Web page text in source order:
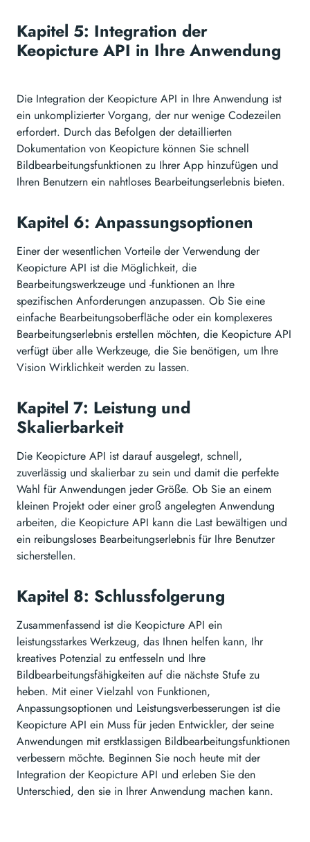
Kapitel 5: Integration der
Keopicture API in Ihre Anwendung
Die Integration der Keopicture API in Ihre Anwendung ist
ein unkomplizierter Vorgang, der nur wenige Codezeilen
erfordert. Durch das Befolgen der detaillierten
Dokumentation von Keopicture können Sie schnell
Bildbearbeitungsfunktionen zu Ihrer App hinzufügen und
Ihren Benutzern ein nahtloses Bearbeitungserlebnis bieten.
Kapitel 6: Anpassungsoptionen
Einer der wesentlichen Vorteile der Verwendung der
Keopicture API ist die Möglichkeit, die
Bearbeitungswerkzeuge und -funktionen an Ihre
spezifischen Anforderungen anzupassen. Ob Sie eine
einfache Bearbeitungsoberfläche oder ein komplexeres
Bearbeitungserlebnis erstellen möchten, die Keopicture API
verfügt über alle Werkzeuge, die Sie benötigen, um Ihre
Vision Wirklichkeit werden zu lassen.
Kapitel 7: Leistung und
Skalierbarkeit
Die Keopicture API ist darauf ausgelegt, schnell,
zuverlässig und skalierbar zu sein und damit die perfekte
Wahl für Anwendungen jeder Größe. Ob Sie an einem
kleinen Projekt oder einer groß angelegten Anwendung
arbeiten, die Keopicture API kann die Last bewältigen und
ein reibungsloses Bearbeitungserlebnis für Ihre Benutzer
sicherstellen.
Kapitel 8: Schlussfolgerung
Zusammenfassend ist die Keopicture API ein
leistungsstarkes Werkzeug, das Ihnen helfen kann, Ihr
kreatives Potenzial zu entfesseln und Ihre
Bildbearbeitungsfähigkeiten auf die nächste Stufe zu
heben. Mit einer Vielzahl von Funktionen,
Anpassungsoptionen und Leistungsverbesserungen ist die
Keopicture API ein Muss für jeden Entwickler, der seine
Anwendungen mit erstklassigen Bildbearbeitungsfunktionen
verbessern möchte. Beginnen Sie noch heute mit der
Integration der Keopicture API und erleben Sie den
Unterschied, den sie in Ihrer Anwendung machen kann.